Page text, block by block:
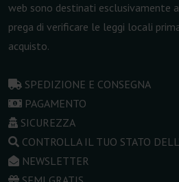
web sono destinati esclusivamente
prega di verificare le leggi locali
acquisto.
SPEDIZIONE E CONSEGNA
PAGAMENTO
SICUREZZA
CONTROLLA IL TUO STATO
NEWSLETTER